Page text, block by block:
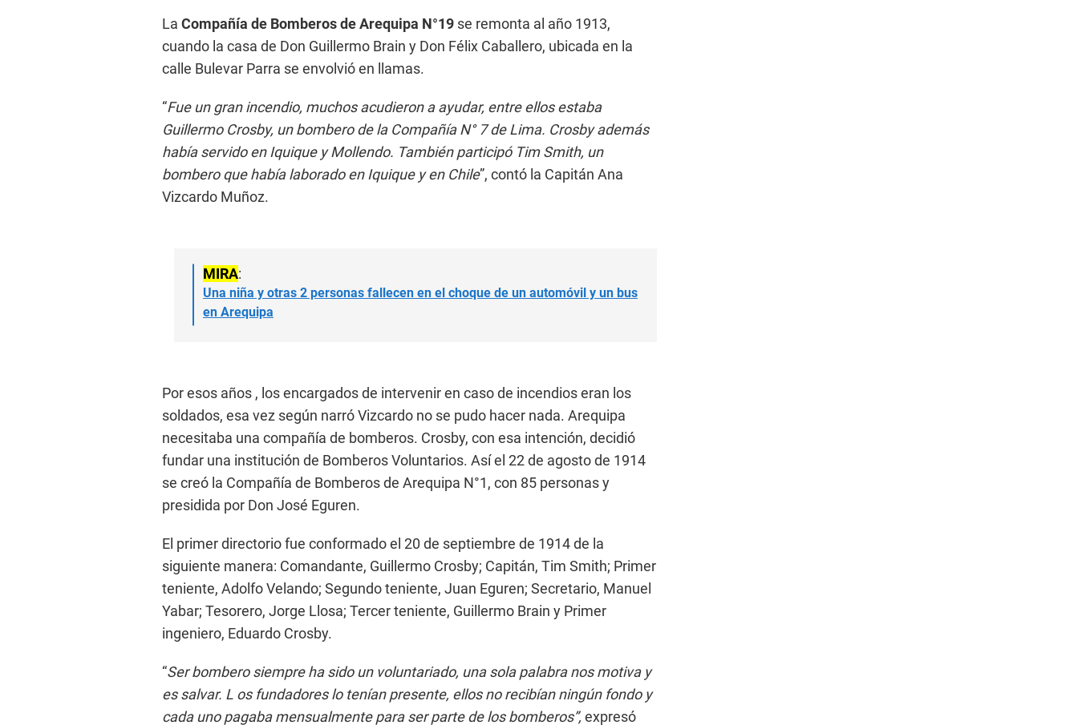
La Compañía de Bomberos de Arequipa N°19 se remonta al año 1913,
cuando la casa de Don Guillermo Brain y Don Félix Caballero, ubicada en la
calle Bulevar Parra se envolvió en llamas.
“Fue un gran incendio, muchos acudieron a ayudar, entre ellos estaba
Guillermo Crosby, un bombero de la Compañía N° 7 de Lima. Crosby además
había servido en Iquique y Mollendo. También participó Tim Smith, un
bombero que había laborado en Iquique y en Chile”, contó la Capitán Ana
Vizcardo Muñoz.
MIRA:
Una niña y otras 2 personas fallecen en el choque de un automóvil y un bus
en Arequipa
Por esos años , los encargados de intervenir en caso de incendios eran los
soldados, esa vez según narró Vizcardo no se pudo hacer nada. Arequipa
necesitaba una compañía de bomberos. Crosby, con esa intención, decidió
fundar una institución de Bomberos Voluntarios. Así el 22 de agosto de 1914
se creó la Compañía de Bomberos de Arequipa N°1, con 85 personas y
presidida por Don José Eguren.
El primer directorio fue conformado el 20 de septiembre de 1914 de la
siguiente manera: Comandante, Guillermo Crosby; Capitán, Tim Smith; Primer
teniente, Adolfo Velando; Segundo teniente, Juan Eguren; Secretario, Manuel
Yabar; Tesorero, Jorge Llosa; Tercer teniente, Guillermo Brain y Primer
ingeniero, Eduardo Crosby.
“Ser bombero siempre ha sido un voluntariado, una sola palabra nos motiva y
es salvar. L os fundadores lo tenían presente, ellos no recibían ningún fondo y
cada uno pagaba mensualmente para ser parte de los bomberos”, expresó